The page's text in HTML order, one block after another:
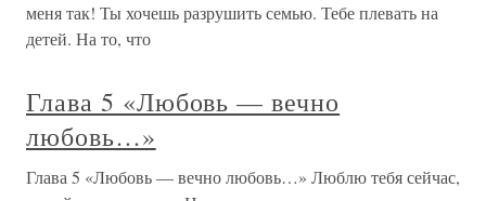
меня так! Ты хочешь разрушить семью. Тебе плевать на
детей. На то, что
Глава 5 «Любовь — вечно
любовь…»
Глава 5 «Любовь — вечно любовь…» Люблю тебя сейчас,